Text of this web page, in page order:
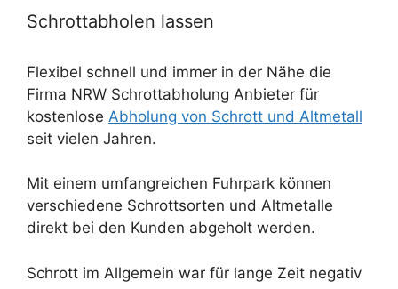
Schrottabholen lassen
Flexibel schnell und immer in der Nähe die
Firma NRW Schrottabholung Anbieter für
kostenlose Abholung von Schrott und Altmetall
seit vielen Jahren.
Mit einem umfangreichen Fuhrpark können
verschiedene Schrottsorten und Altmetalle
direkt bei den Kunden abgeholt werden.
Schrott im Allgemein war für lange Zeit negativ